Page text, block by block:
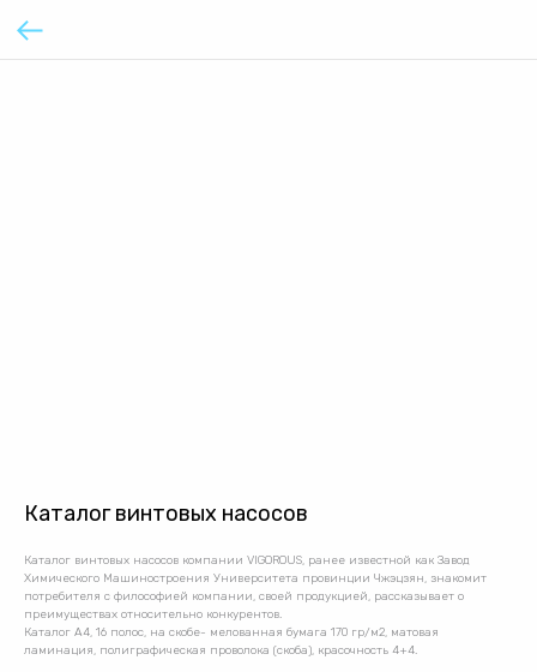
Каталог винтовых насосов
Каталог винтовых насосов компании VIGOROUS, ранее известной как Завод
Химического Машиностроения Университета провинции Чжэцзян, знакомит
потребителя с философией компании, своей продукцией, рассказывает о
преимуществах относительно конкурентов.
Каталог А4, 16 полос, на скобе- мелованная бумага 170 гр/м2, матовая
ламинация, полиграфическая проволока (скоба), красочность 4+4.